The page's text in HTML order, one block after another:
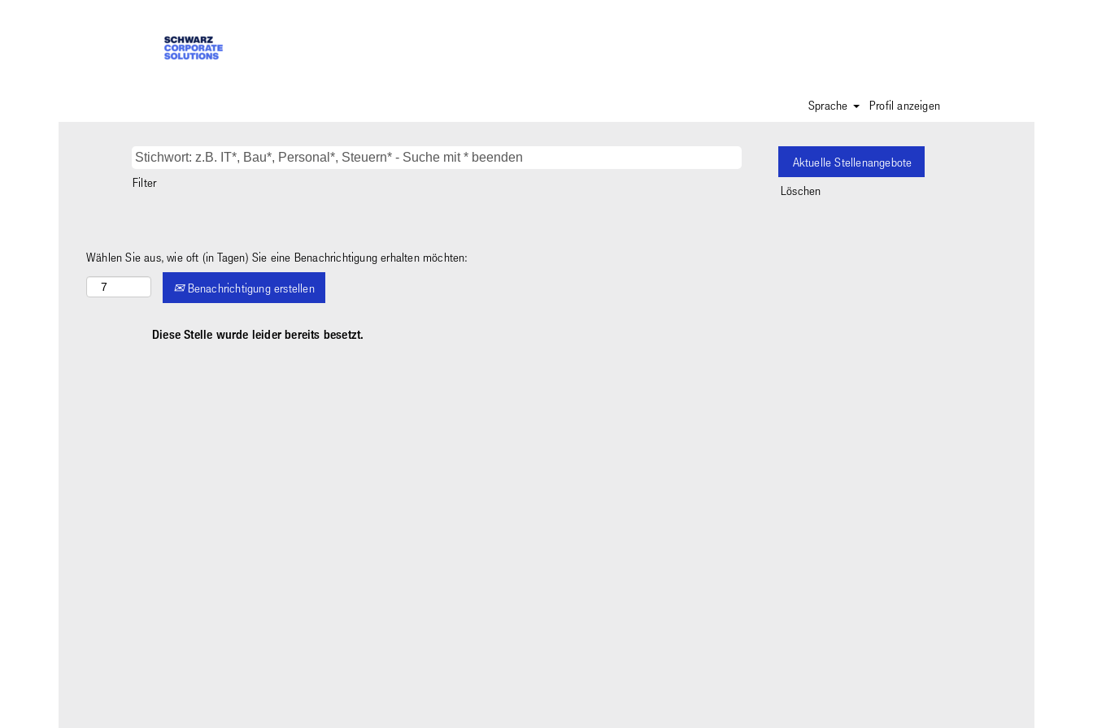
Sprache Profil anzeigen
Filter
Löschen
Wählen Sie aus, wie oft (in Tagen) Sie eine Benachrichtigung erhalten möchten:
Benachrichtigung erstellen
Diese Stelle wurde leider bereits besetzt.